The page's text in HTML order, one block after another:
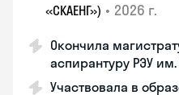
«СКАЕНГ») • 2026 г.
Окончила
аспирантуру РЭУ
Участвовала в